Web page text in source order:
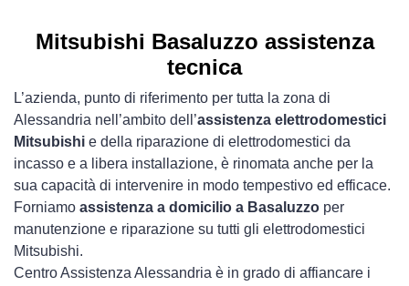
Mitsubishi Basaluzzo assistenza
tecnica
L’azienda, punto di riferimento per tutta la zona di
Alessandria nell’ambito dell’assistenza elettrodomestici
Mitsubishi e della riparazione di elettrodomestici da
incasso e a libera installazione, è rinomata anche per la
sua capacità di intervenire in modo tempestivo ed efficace.
Forniamo assistenza a domicilio a Basaluzzo per
manutenzione e riparazione su tutti gli elettrodomestici
Mitsubishi.
Centro Assistenza Alessandria è in grado di affiancare i